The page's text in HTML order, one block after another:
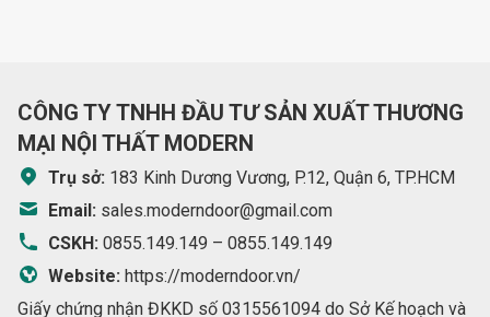
CÔNG TY TNHH ĐẦU TƯ SẢN XUẤT THƯƠNG
MẠI NỘI THẤT MODERN
Trụ sở: 183 Kinh Dương Vương, P.12, Quận 6, TP.HCM
Email: sales.moderndoor@gmail.com
CSKH: 0855.149.149 – 0855.149.149
Website: https://moderndoor.vn/
Giấy chứng nhận ĐKKD số 0315561094 do Sở Kế hoạch và